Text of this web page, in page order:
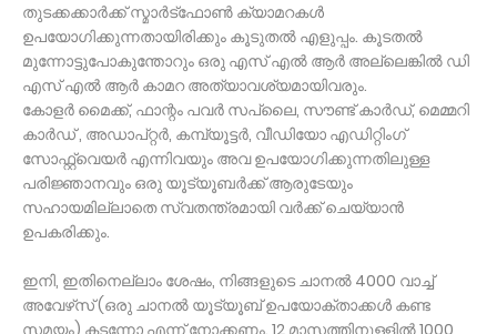
തുടക്കക്കാര്‍ക്ക് സ്മാര്‍ട്‌ഫോണ്‍ ക്യാമറകള്‍
ഉപയോഗിക്കുന്നതായിരിക്കും കൂടുതല്‍ എളുപ്പം. കൂടതല്‍
മുന്നോട്ടുപോകുന്തോറും ഒരു എസ് എല്‍ ആര്‍ അല്ലെങ്കില്‍ ഡി
എസ് എല്‍ ആര്‍ കാമറ അത്യാവശ്യമായിവരും.
കോളര്‍ മൈക്ക്, ഫാന്റം പവര്‍ സപ്ലൈ, സൗണ്ട് കാര്‍ഡ്, മെമ്മറി
കാര്‍ഡ് , അഡാപ്റ്റര്‍, കമ്പ്യൂട്ടര്‍, വീഡിയോ എഡിറ്റിംഗ്
സോഫ്റ്റ്വെയര്‍ എന്നിവയും അവ ഉപയോഗിക്കുന്നതിലുള്ള
പരിജ്ഞാനവും ഒരു യൂട്യൂബര്‍ക്ക് ആരുടേയും
സഹായമില്ലാതെ സ്വതന്ത്രമായി വര്‍ക്ക് ചെയ്യാന്‍
ഉപകരിക്കും.
ഇനി, ഇതിനെല്ലാം ശേഷം, നിങ്ങളുടെ ചാനല്‍ 4000 വാച്ച്
അവേഴ്‌സ് (ഒരു ചാനല്‍ യൂട്യൂബ് ഉപയോക്താക്കള്‍ കണ്ട
സമയം) കടന്നോ എന്ന് നോക്കണം. 12 മാസത്തിനുള്ളില്‍ 1000